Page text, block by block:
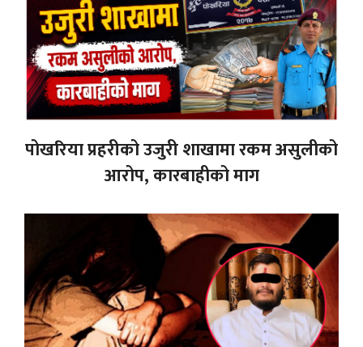
पोखरिया प्रहरीको उजुरी शाखामा रकम असुलीको
आरोप, कारबाहीको माग